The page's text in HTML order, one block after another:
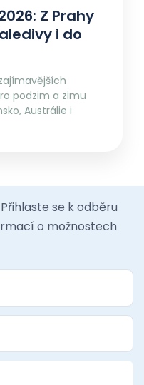
Z Prahy
i do
podzim a zimu
Austrálie i
Přihlaste se k odběru
o možnostech